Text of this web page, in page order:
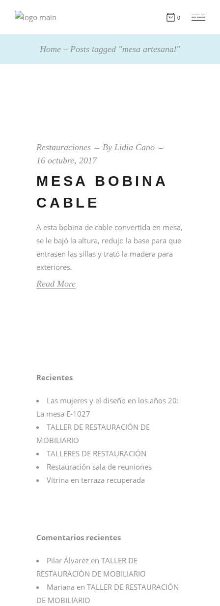
0
Home Posts tagged "mesa artesanal"
Restauraciones By Lidia Cano
16 octubre, 2017
MESA BOBINA
CABLE
A esta bobina de cable convertida en mesa,
se le bajó la altura, redujo la base para que
entrasen las sillas y trató la madera para
exteriores.
Read More
Recientes
Las mujeres y el diseño en los años 20:
La mesa E-1027
TALLER DE RESTAURACIÓN DE
MOBILIARIO
TALLERES DE RESTAURACIÓN
Restauración sala de reuniones
Vitrina en terraza recuperada
Comentarios recientes
Pilar Álvarez en TALLER DE
RESTAURACIÓN DE MOBILIARIO
Mariana en TALLER DE RESTAURACIÓN
DE MOBILIARIO